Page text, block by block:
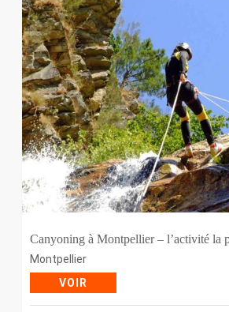
Canyoning à Montpellier – l’activité la
Montpellier
VOIR